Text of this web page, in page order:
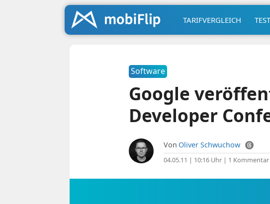
TARIFVERGLEICH
Software
Google
Developer
Von Oliver Schwuchow
04.05.11 | 10:16 Uhr| 1 Kommentar